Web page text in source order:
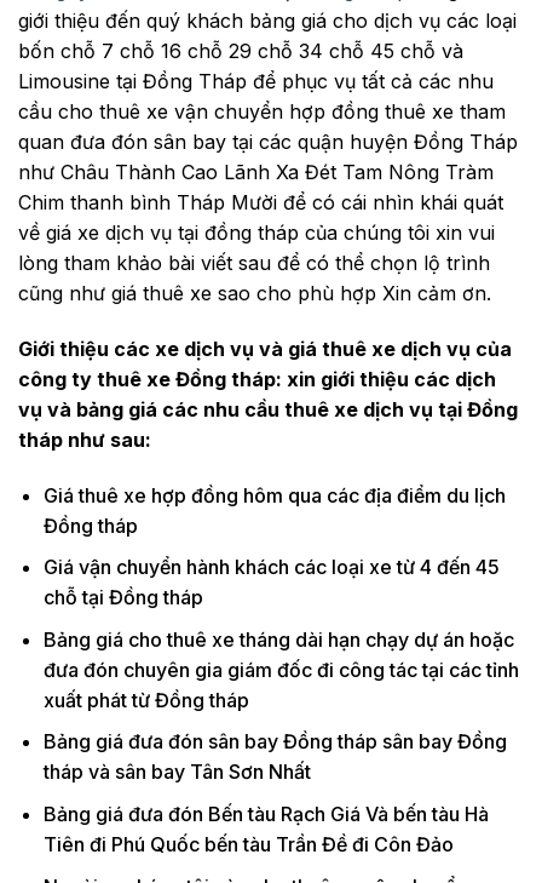
giới thiệu đến quý khách bảng giá cho dịch vụ các loại
bốn chỗ 7 chỗ 16 chỗ 29 chỗ 34 chỗ 45 chỗ và
Limousine tại Đồng Tháp để phục vụ tất cả các nhu
cầu cho thuê xe vận chuyển hợp đồng thuê xe tham
quan đưa đón sân bay tại các quận huyện Đồng Tháp
như Châu Thành Cao Lãnh Xa Đét Tam Nông Tràm
Chim thanh bình Tháp Mười để có cái nhìn khái quát
về giá xe dịch vụ tại đồng tháp của chúng tôi xin vui
lòng tham khảo bài viết sau để có thể chọn lộ trình
cũng như giá thuê xe sao cho phù hợp Xin cảm ơn.
Giới thiệu các xe dịch vụ và giá thuê xe dịch vụ của
công ty thuê xe Đồng tháp: xin giới thiệu các dịch
vụ và bảng giá các nhu cầu thuê xe dịch vụ tại Đồng
tháp như sau:
Giá thuê xe hợp đồng hôm qua các địa điểm du lịch
Đồng tháp
Giá vận chuyển hành khách các loại xe từ 4 đến 45
chỗ tại Đồng tháp
Bảng giá cho thuê xe tháng dài hạn chạy dự án hoặc
đưa đón chuyên gia giám đốc đi công tác tại các tỉnh
xuất phát từ Đồng tháp
Bảng giá đưa đón sân bay Đồng tháp sân bay Đồng
tháp và sân bay Tân Sơn Nhất
Bảng giá đưa đón Bến tàu Rạch Giá Và bến tàu Hà
Tiên đi Phú Quốc bến tàu Trần Đề đi Côn Đảo